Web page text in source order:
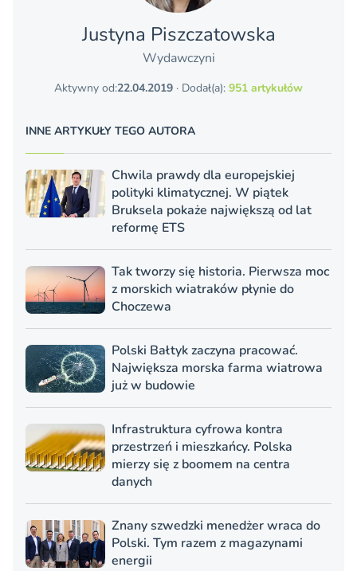
Justyna Piszczatowska
Wydawczyni
Aktywny od:22.04.2019 · Dodał(a): 951 artykułów
INNE ARTYKUŁY TEGO AUTORA
Chwila prawdy dla europejskiej
polityki klimatycznej. W piątek
Bruksela pokaże największą od lat
reformę ETS
Tak tworzy się historia. Pierwsza moc
z morskich wiatraków płynie do
Choczewa
Polski Bałtyk zaczyna pracować.
Największa morska farma wiatrowa
już w budowie
Infrastruktura cyfrowa kontra
przestrzeń i mieszkańcy. Polska
mierzy się z boomem na centra
danych
Znany szwedzki menedżer wraca do
Polski. Tym razem z magazynami
energii